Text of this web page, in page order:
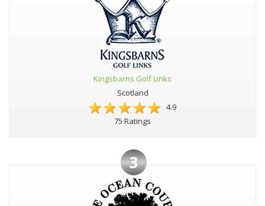
Kingsbarns Golf Links
Scotland
4.9
75 Ratings
3